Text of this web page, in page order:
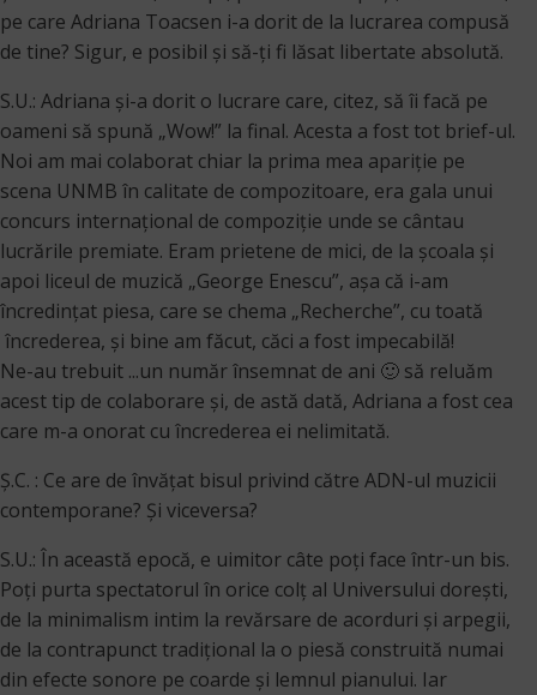
pe care Adriana Toacsen i-a dorit de la lucrarea compusă
de tine? Sigur, e posibil şi să-ţi fi lăsat libertate absolută.
S.U.: Adriana și-a dorit o lucrare care, citez, să îi facă pe
oameni să spună „Wow!” la final. Acesta a fost tot brief-ul.
Noi am mai colaborat chiar la prima mea apariție pe
scena UNMB în calitate de compozitoare, era gala unui
concurs internațional de compoziție unde se cântau
lucrările premiate. Eram prietene de mici, de la școala şi
apoi liceul de muzică „George Enescu”, așa că i-am
încredințat piesa, care se chema „Recherche”, cu toată
încrederea, și bine am făcut, căci a fost impecabilă!
Ne-au trebuit ...un număr însemnat de ani 🙂 să reluăm
acest tip de colaborare și, de astă dată, Adriana a fost cea
care m-a onorat cu încrederea ei nelimitată.
Ș.C. : Ce are de învăţat bisul privind către ADN-ul muzicii
contemporane? Şi viceversa?
S.U.: În această epocă, e uimitor câte poți face într-un bis.
Poți purta spectatorul în orice colț al Universului dorești,
de la minimalism intim la revărsare de acorduri și arpegii,
de la contrapunct tradițional la o piesă construită numai
din efecte sonore pe coarde și lemnul pianului. Iar